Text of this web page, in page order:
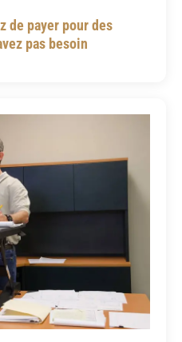
de payer pour des
pas besoin